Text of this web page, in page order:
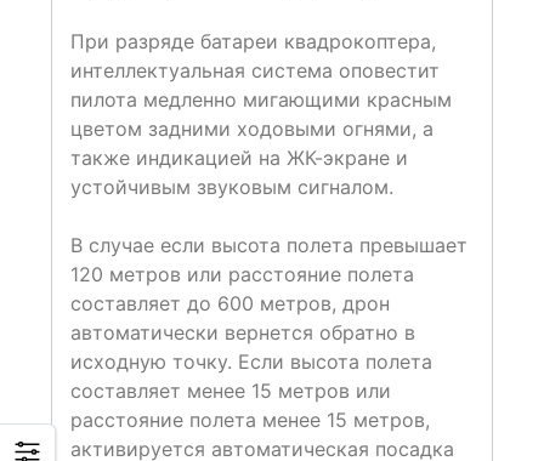
При разряде батареи квадрокоптера,
интеллектуальная система оповестит
пилота медленно мигающими красным
цветом задними ходовыми огнями, а
также индикацией на ЖК-экране и
устойчивым звуковым сигналом.
В случае если высота полета превышает
120 метров или расстояние полета
составляет до 600 метров, дрон
автоматически вернется обратно в
исходную точку. Если высота полета
составляет менее 15 метров или
расстояние полета менее 15 метров,
активируется автоматическая посадка